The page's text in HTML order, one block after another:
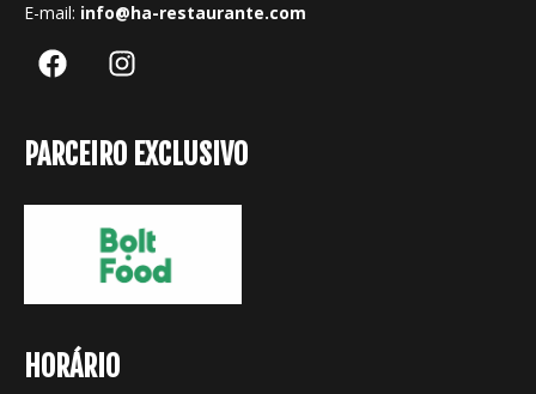
E-mail: info@ha-restaurante.com
PARCEIRO EXCLUSIVO
HORÁRIO